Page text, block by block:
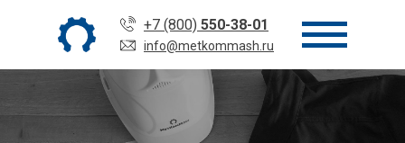
info@metkommash.ru
+7 (800) 550-38-01